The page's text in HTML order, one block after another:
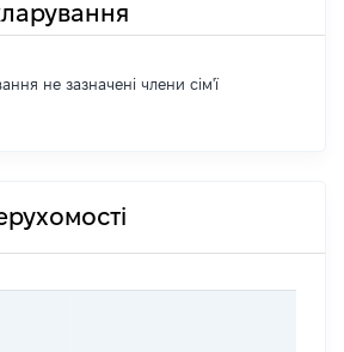
не зазначені члени сім'ї